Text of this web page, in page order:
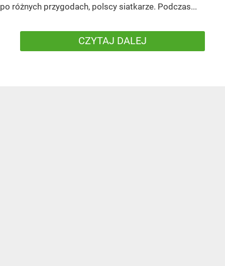
po różnych przygodach, polscy siatkarze. Podczas...
CZYTAJ DALEJ